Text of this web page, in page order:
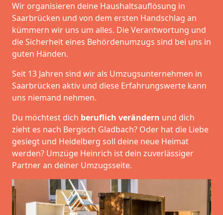
Wir organisieren deine Haushaltsauflösung in
Saarbrücken und von dem ersten Handschlag an
kümmern wir uns um alles. Die Verantwortung und
die Sicherheit eines Behördenumzugs sind bei uns in
guten Händen.
Seit 13 Jahren sind wir als Umzugsunternehmen in
Saarbrücken aktiv und diese Erfahrungswerte kann
uns niemand nehmen.
Du möchtest dich beruflich verändern und dich
zieht es nach Bergisch Gladbach? Oder hat die Liebe
gesiegt und Heidelberg soll deine neue Heimat
werden? Umzüge Heinrich ist dein zuverlässiger
Partner an deiner Umzugsseite.